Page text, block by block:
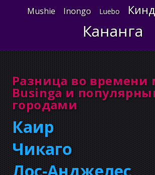
Mushie Inongo Luebo
Кананга
Разница во
Businga и
городами
Каир
Чикаго